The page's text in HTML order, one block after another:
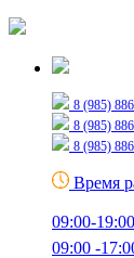
8 (985)
8 (985)
8 (985)
Время
09:00-
09:00 -